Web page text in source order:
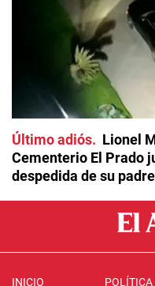
Último adiós
Lionel
Cementerio El Prado
despedida de su padre
INICIO POLÍTICA